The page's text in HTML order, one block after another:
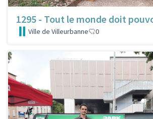
1295 - Tout le monde doit
Ville de Villeurbanne 0